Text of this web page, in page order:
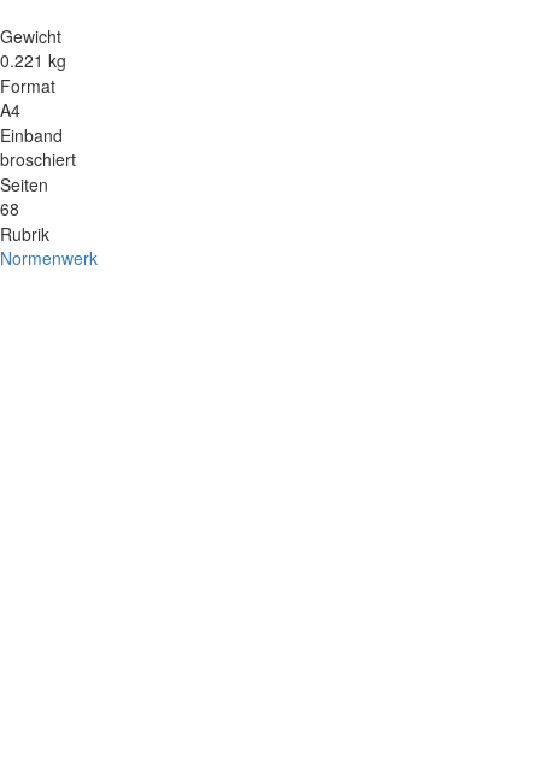
Gewicht
0.221 kg
Format
A4
Einband
broschiert
Seiten
68
Rubrik
Normenwerk